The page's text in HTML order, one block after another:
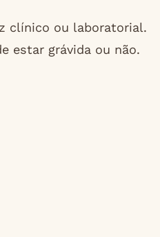
clínico ou laboratorial.
estar grávida ou não.